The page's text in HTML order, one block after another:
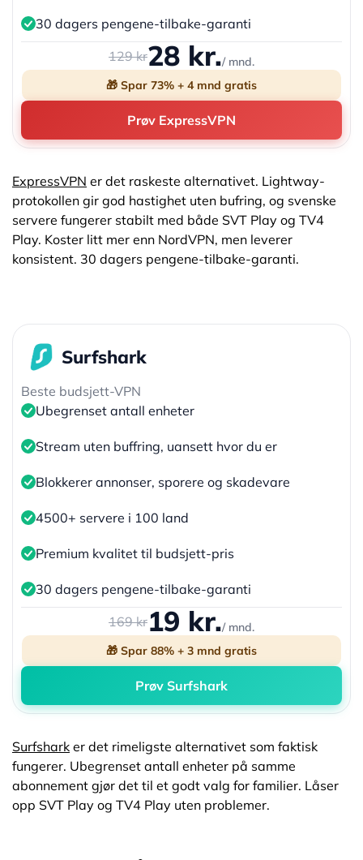
30 dagers pengene-tilbake-garanti
129 kr28 kr./ mnd.
🎁 Spar 73% + 4 mnd gratis
Prøv ExpressVPN
ExpressVPN er det raskeste alternativet. Lightway-
protokollen gir god hastighet uten bufring, og svenske
servere fungerer stabilt med både SVT Play og TV4
Play. Koster litt mer enn NordVPN, men leverer
konsistent. 30 dagers pengene-tilbake-garanti.
Surfshark
Beste budsjett-VPN
Ubegrenset antall enheter
Stream uten buffring, uansett hvor du er
Blokkerer annonser, sporere og skadevare
4500+ servere i 100 land
Premium kvalitet til budsjett-pris
30 dagers pengene-tilbake-garanti
169 kr19 kr./ mnd.
🎁 Spar 88% + 3 mnd gratis
Prøv Surfshark
Surfshark er det rimeligste alternativet som faktisk
fungerer. Ubegrenset antall enheter på samme
abonnement gjør det til et godt valg for familier. Låser
opp SVT Play og TV4 Play uten problemer.